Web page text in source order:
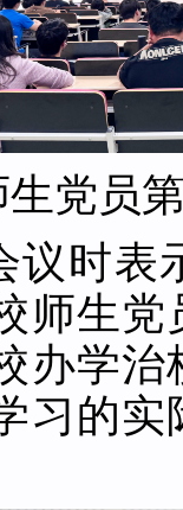
生党员
议时表
师生
办学
习的